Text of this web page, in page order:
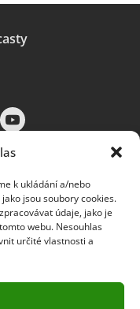
k ukládání a/nebo
jsou soubory cookies.
údaje, jako je
webu. Nesouhlas
určité vlastnosti a
Soubory cookies |
.
sítě členských
Společnost DTTL
z jejích členských